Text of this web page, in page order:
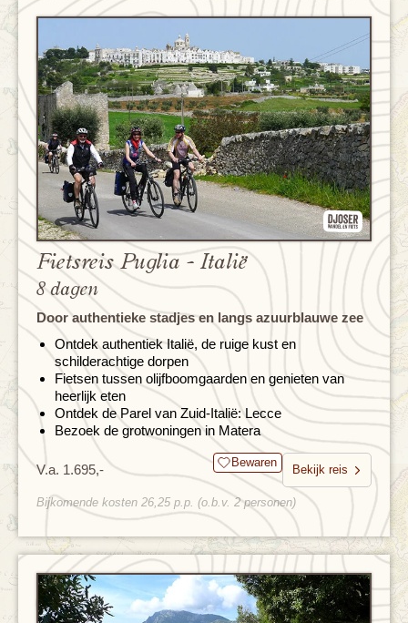
Fietsreis Puglia - Italië
8 dagen
Door authentieke stadjes en langs azuurblauwe zee
Ontdek authentiek Italië, de ruige kust en
schilderachtige dorpen
Fietsen tussen olijfboomgaarden en genieten van
heerlijk eten
Ontdek de Parel van Zuid-Italië: Lecce
Bezoek de grotwoningen in Matera
V.a. 1.695,- Bewaren
Bekijk reis
Bijkomende kosten 26,25 p.p. (o.b.v. 2 personen)